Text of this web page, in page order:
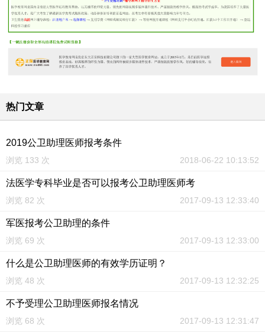
热门文章
2019公卫助理医师报考条件
浏览 133 次 2018-06-22 10:13:52
法医学专科毕业是否可以报考公卫助理医师考
浏览 82 次 2017-09-13 12:33:40
军医报考公卫助理的条件
浏览 69 次 2017-09-13 12:33:00
什么是公卫助理医师的有效学历证明？
浏览 48 次 2017-09-13 12:32:25
不予受理公卫助理医师报名情况
浏览 68 次 2017-09-13 12:31:47